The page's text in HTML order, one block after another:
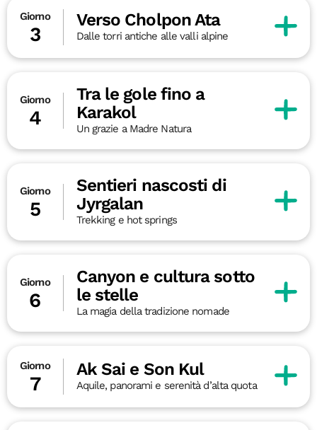
Giorno
3
Verso Cholpon Ata
Dalle torri antiche alle valli alpine
Giorno
4
Tra le gole fino a
Karakol
Un grazie a Madre Natura
Giorno
5
Sentieri nascosti di
Jyrgalan
Trekking e hot springs
Giorno
6
Canyon e cultura sotto
le stelle
La magia della tradizione nomade
Giorno
7
Ak Sai e Son Kul
Aquile, panorami e serenità d’alta quota